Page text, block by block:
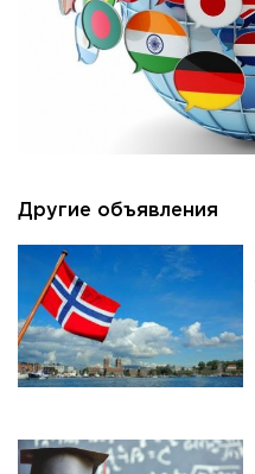
Другие объявления